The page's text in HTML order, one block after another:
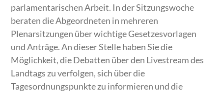
parlamentarischen Arbeit. In der Sitzungswoche
beraten die Abgeordneten in mehreren
Plenarsitzungen über wichtige Gesetzesvorlagen
und Anträge. An dieser Stelle haben Sie die
Möglichkeit, die Debatten über den Livestream des
Landtags zu verfolgen, sich über die
Tagesordnungspunkte zu informieren und die